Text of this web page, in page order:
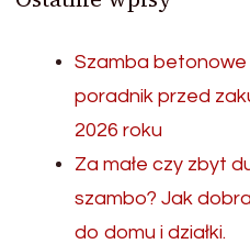
Szamba betonowe
poradnik przed
2026 roku
Za małe czy zbyt
szambo? Jak
do domu i działki.